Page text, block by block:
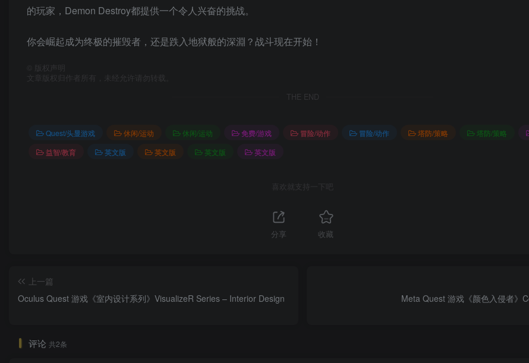
的玩家，Demon Destroy都提供一个令人兴奋的挑战。
你会崛起成为终极的摧毁者，还是跌入地狱般的深淵？战斗现在开始！
版权声明
文章版权归作者所有，未经允许请勿转载。
THE END
Quest/头显游戏 休闲/运动 休闲/运动 免费/游戏 冒险/动作 冒险/动作 塔防/策略 塔防/策略
益智/教育
英文版 英文版 英文版 英文版
喜欢就支持一下吧
分享 收藏
上一篇
Oculus Quest 游戏《室内设计系列》VisualizeR Series – Interior Design
Meta Quest 游戏《颜色入侵者》
评论 共2条